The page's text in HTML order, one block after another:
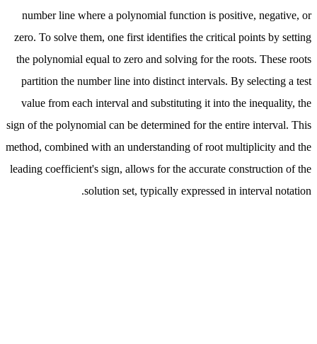
number line where a polynomial function is positive, negative, or
zero. To solve them, one first identifies the critical points by setting
the polynomial equal to zero and solving for the roots. These roots
partition the number line into distinct intervals. By selecting a test
value from each interval and substituting it into the inequality, the
sign of the polynomial can be determined for the entire interval. This
method, combined with an understanding of root multiplicity and the
leading coefficient's sign, allows for the accurate construction of the
solution set, typically expressed in interval notation.